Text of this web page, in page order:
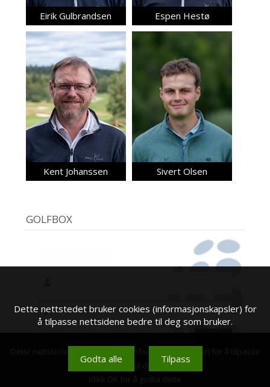
Eirik Gulbrandsen Espen Hestø
Kent Johanssen Sivert Olsen
GOLFBOX
Glemt passord?
Dette nettstedet bruker cookies (informasjonskapsler) for
å tilpasse nettsidene bedre til deg som bruker.
Godta alle Tilpass
Dette nettstedet bruker cookies (informasjonskapsler) for å tilpasse
nettsidene bedre til deg som bruker.